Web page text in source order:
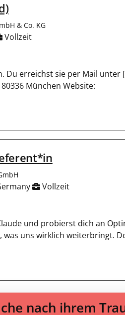
& Co. KG
Vollzeit
Du erreichst sie per Mail unter
München Website:
Vollzeit
und probierst dich an
was uns wirklich weiterbringt.
nach ihrem